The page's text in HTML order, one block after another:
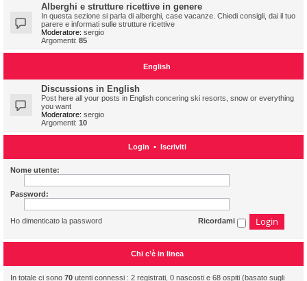
Alberghi e strutture ricettive in genere
In questa sezione si parla di alberghi, case vacanze. Chiedi consigli, dai il tuo
parere e informati sulle strutture ricettive
Moderatore: sergio
Argomenti: 85
English
Discussions in English
Post here all your posts in English concering ski resorts, snow or everything
you want
Moderatore: sergio
Argomenti: 10
Login • Iscriviti
Nome utente:
Password:
Ho dimenticato la password Ricordami
Chi c’è in linea
In totale ci sono 70 utenti connessi : 2 registrati, 0 nascosti e 68 ospiti (basato sugli